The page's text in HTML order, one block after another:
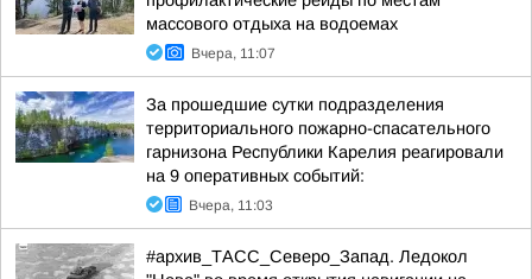
массового отдыха на водоемах
Вчера, 11:07
За прошедшие сутки подразделения
территориального пожарно-спасательного
гарнизона Республики Карелия реагировали
на 9 оперативных событий:
Вчера, 11:03
#архив_ТАСС_Северо_Запад. Ледокол